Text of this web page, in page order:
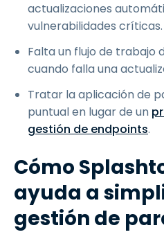
actualizaciones
vulnerabilidades críticas.
Falta un flujo de trabajo
cuando falla una
Tratar la aplicación de
puntual en lugar de un
gestión de endpoints.
Cómo
ayuda a
gestión de